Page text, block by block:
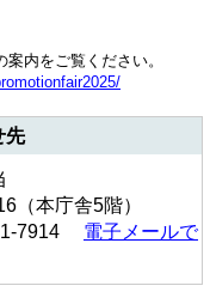
内をご覧ください。
先
（本庁舎5階）
7914 電子メールで